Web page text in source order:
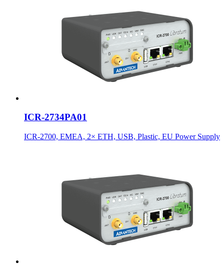
ICR-2734PA01
ICR-2700, EMEA, 2× ETH, USB, Plastic, EU Power Supply